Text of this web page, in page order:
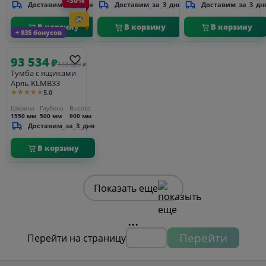
Доставим_за_3_дня
В корзину
Доставим_за_3_дня
В корзину В корзину
+ 935 бонусов
93 534₽133 620 ₽
Тумба с ящиками
Арль KLMB33
★★★★★5.0
Ширина
1550 мм
Глубина
500 мм
Высота
900 мм
Доставим_за_3_дня
В корзину
Показать еще
...
Перейти на страницу Перейти